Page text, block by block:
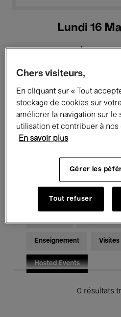
Lundi 16
Tous les événements
Expositions
Rencontres & Débats
Musique classique
Enseignement Visites
Hosted Events
0 résultats
Chers visiteurs,
En cliquant sur « Tout
stockage de cookies sur
améliorer la navigation sur le
utilisation et contribuer à
En savoir plus
Gérer les
Tout refuser